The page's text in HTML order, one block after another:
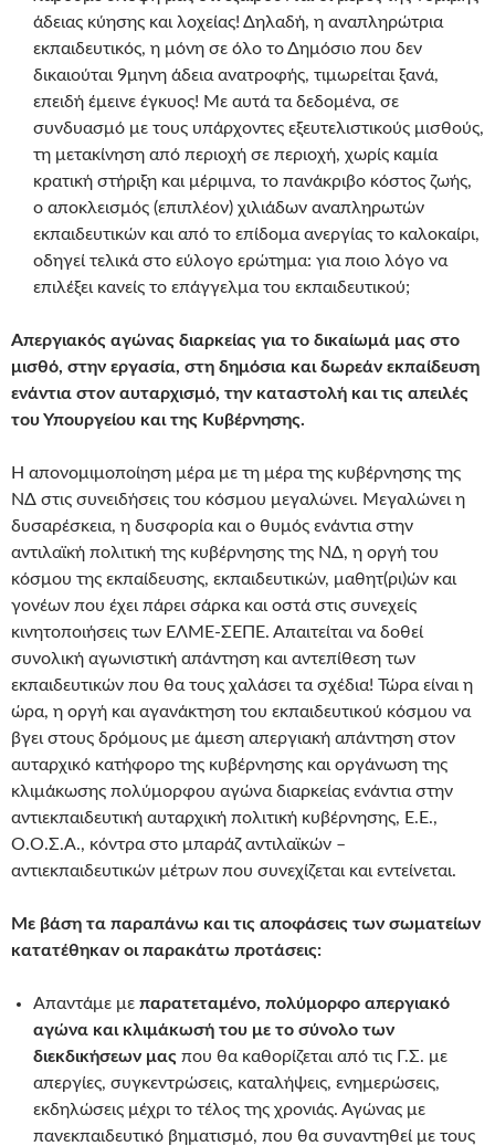
άδειας κύησης και λοχείας! Δηλαδή, η αναπληρώτρια
εκπαιδευτικός, η μόνη σε όλο το Δημόσιο που δεν
δικαιούται 9μηνη άδεια ανατροφής, τιμωρείται ξανά,
επειδή έμεινε έγκυος! Με αυτά τα δεδομένα, σε
συνδυασμό με τους υπάρχοντες εξευτελιστικούς μισθούς,
τη μετακίνηση από περιοχή σε περιοχή, χωρίς καμία
κρατική στήριξη και μέριμνα, το πανάκριβο κόστος ζωής,
ο αποκλεισμός (επιπλέον) χιλιάδων αναπληρωτών
εκπαιδευτικών και από το επίδομα ανεργίας το καλοκαίρι,
οδηγεί τελικά στο εύλογο ερώτημα: για ποιο λόγο να
επιλέξει κανείς το επάγγελμα του εκπαιδευτικού;
Απεργιακός αγώνας διαρκείας για το δικαίωμά μας στο
μισθό, στην εργασία, στη δημόσια και δωρεάν εκπαίδευση
ενάντια στον αυταρχισμό, την καταστολή και τις απειλές
του Υπουργείου και της Κυβέρνησης.
Η απονομιμοποίηση μέρα με τη μέρα της κυβέρνησης της
ΝΔ στις συνειδήσεις του κόσμου μεγαλώνει. Μεγαλώνει η
δυσαρέσκεια, η δυσφορία και ο θυμός ενάντια στην
αντιλαϊκή πολιτική της κυβέρνησης της ΝΔ, η οργή του
κόσμου της εκπαίδευσης, εκπαιδευτικών, μαθητ(ρι)ών και
γονέων που έχει πάρει σάρκα και οστά στις συνεχείς
κινητοποιήσεις των ΕΛΜΕ-ΣΕΠΕ. Απαιτείται να δοθεί
συνολική αγωνιστική απάντηση και αντεπίθεση των
εκπαιδευτικών που θα τους χαλάσει τα σχέδια! Τώρα είναι η
ώρα, η οργή και αγανάκτηση του εκπαιδευτικού κόσμου να
βγει στους δρόμους με άμεση απεργιακή απάντηση στον
αυταρχικό κατήφορο της κυβέρνησης και οργάνωση της
κλιμάκωσης πολύμορφου αγώνα διαρκείας ενάντια στην
αντιεκπαιδευτική αυταρχική πολιτική κυβέρνησης, Ε.Ε.,
Ο.Ο.Σ.Α., κόντρα στο μπαράζ αντιλαϊκών –
αντιεκπαιδευτικών μέτρων που συνεχίζεται και εντείνεται.
Με βάση τα παραπάνω και τις αποφάσεις των σωματείων
κατατέθηκαν οι παρακάτω προτάσεις:
Απαντάμε με παρατεταμένο, πολύμορφο απεργιακό
αγώνα και κλιμάκωσή του με το σύνολο των
διεκδικήσεων μας που θα καθορίζεται από τις Γ.Σ. με
απεργίες, συγκεντρώσεις, καταλήψεις, ενημερώσεις,
εκδηλώσεις μέχρι το τέλος της χρονιάς. Αγώνας με
πανεκπαιδευτικό βηματισμό, που θα συναντηθεί με τους